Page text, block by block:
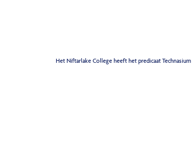
Het Niftarlake College heeft het predicaat Technasium